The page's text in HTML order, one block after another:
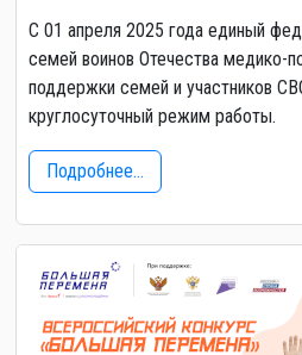
С 01 апреля 2025 года единый
семей воинов Отечества медико-
поддержки семей и участников
круглосуточный режим работы.
Подробнее...